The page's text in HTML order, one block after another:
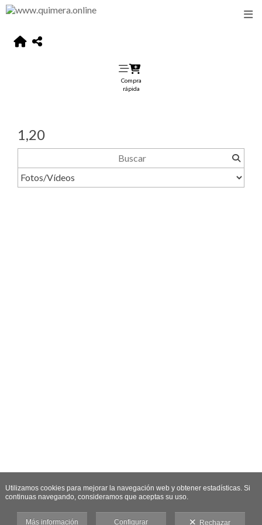
Compra
rápida
1,20
Utilizamos cookies para mejorar la navegación web y obtener estadísticas. Si
continuas navegando, consideramos que aceptas su uso.
Más información Configurar Rechazar